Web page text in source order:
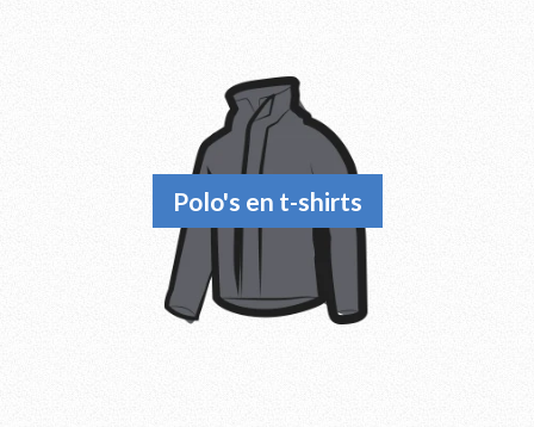
Polo's en t-shirts